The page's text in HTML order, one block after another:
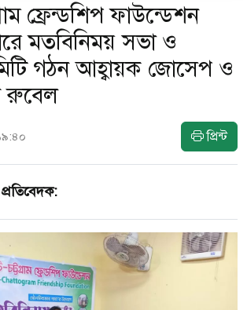
ফ্রেন্ডশিপ ফাউন্ডেশন
মতবিনিময় সভা ও
গঠন আহ্বায়ক জোসেপ ও
রুবেল
প্রিন্ট